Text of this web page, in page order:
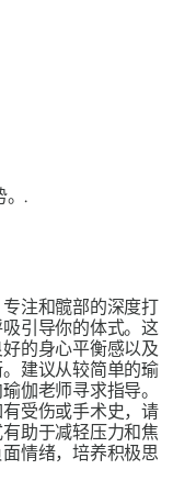
。.
注和髋部的深度打
引导你的体式。这
的身心平衡感以及
建议从较简单的瑜
伽老师寻求指导。
受伤或手术史，请
助于减轻压力和焦
情绪，培养积极思